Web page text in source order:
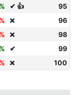
✔ 👍
95
❌
96
❌
98
✔
99
❌ 100